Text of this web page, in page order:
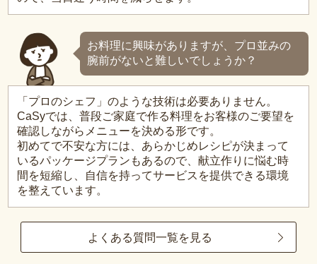
お料理に興味がありますが、プロ並みの
腕前がないと難しいでしょうか？
「プロのシェフ」のような技術は必要ありません。
CaSyでは、普段ご家庭で作る料理をお客様のご要望を
確認しながらメニューを決める形です。
初めてで不安な方には、あらかじめレシピが決まって
いるパッケージプランもあるので、献立作りに悩む時
間を短縮し、自信を持ってサービスを提供できる環境
を整えています。
よくある質問一覧を見る